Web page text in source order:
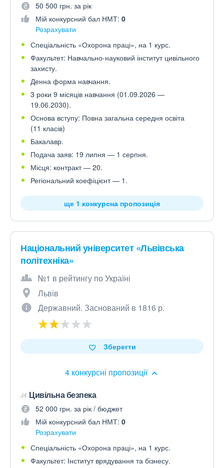
50 500 грн. за рік
Мій конкурсний бал НМТ: 0
Розрахувати
Спеціальність «Охорона праці», на 1 курс.
Факультет: Навчально-науковий інститут цивільного
захисту.
Денна форма навчання.
3 роки 9 місяців навчання (01.09.2026 —
19.06.2030).
Основа вступу: Повна загальна середня освіта
(11 класів)
Бакалавр.
Подача заяв: 19 липня — 1 серпня.
Місця: контракт — 20.
Регіональний коефіцієнт — 1.
ще 1 конкурсна пропозиція
Національний університет «Львівська
політехніка»
№1 в рейтингу по Україні
Львів
Державний. Заснований в 1816 р.
4 конкурсні пропозиції
Зберегти
J4 Цивільна безпека
52 000 грн. за рік / бюджет
Мій конкурсний бал НМТ: 0
Розрахувати
Спеціальність «Охорона праці», на 1 курс.
Факультет: Інститут врядування та бізнесу.